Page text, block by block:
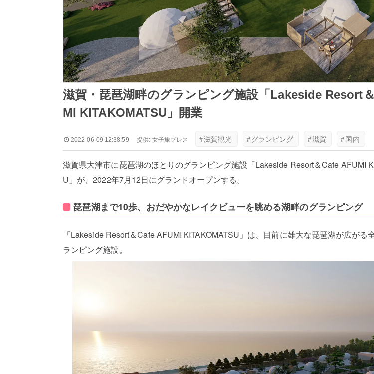
滋賀・琵琶湖畔のグランピング施設「Lakeside Resort
MI KITAKOMATSU」開業
2022-06-09 12:38:59 提供: 女子旅プレス #滋賀観光 # グランピング #滋賀 # 国内
滋賀県大津市に琵琶湖のほとりのグランピング施設「Lakeside Resort＆Cafe AFUMI
U」が、2022年7月12日にグランドオープンする。
琵琶湖まで10歩、おだやかなレイクビューを眺める湖畔のグランピング
「Lakeside Resort＆Cafe AFUMI KITAKOMATSU」は、目前に雄大な琵琶湖が広がる
ランピング施設。